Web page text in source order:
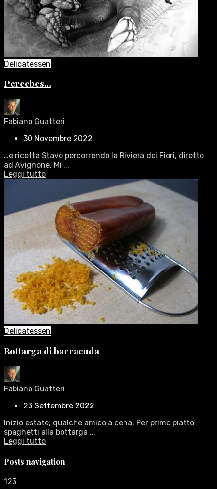
Delicatessen
Percebes…
Fabiano Guatteri
30 Novembre 2022
…e ricetta Stavo percorrendo la Riviera dei Fiori, diretto
ad Avignone. Mi ...
Leggi tutto
Delicatessen
Bottarga di barracuda
Fabiano Guatteri
23 Settembre 2022
Inizio estate, qualche amico a cena. Per primo piatto
spaghetti alla bottarga ...
Leggi tutto
Posts navigation
123